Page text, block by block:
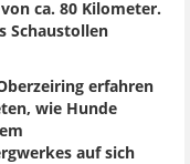
ca. 80 Kilometer.
Schaustollen
erfahren
wie Hunde
auf sich